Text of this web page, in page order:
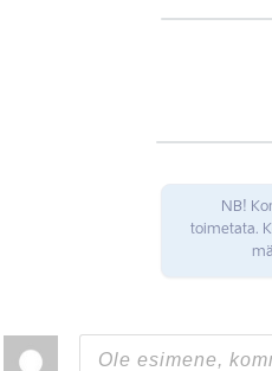
NB!
toimetata.